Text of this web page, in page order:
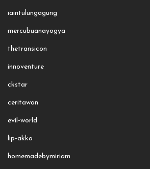
iaintulungagung
mercubuanayogya
thetransicon
innoventure
ckstar
ceritawan
evil-world
lip-akko
homemadebymiriam